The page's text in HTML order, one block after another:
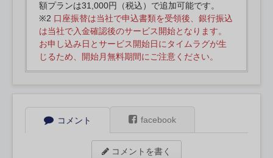
額プランは31,000円（税込）で追加可能です。
※2 口座振替は当社で申込書類を受領後、銀行振込
は当社で入金確認後のサービス開始となります。
お申し込み日とサービス開始日にタイムラグが生
じるため、開始月無料期間にご注意ください。
コメント facebook
コメントを書く